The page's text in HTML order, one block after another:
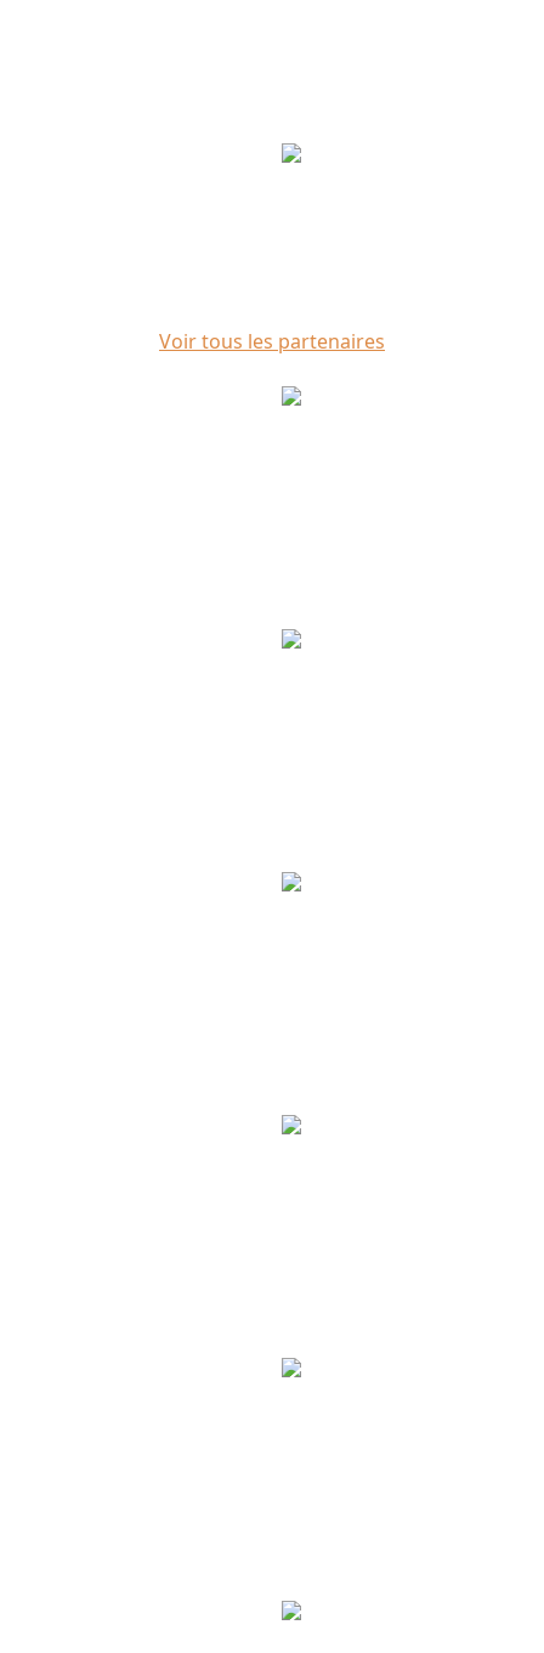
Voir tous les partenaires